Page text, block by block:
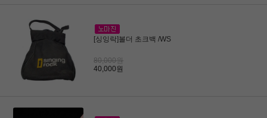
[싱잉락]볼더 초크백 /WS
80,000원
40,000원